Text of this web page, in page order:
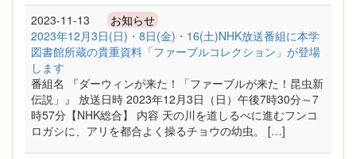
2023-11-13 お知らせ
2023年12月3日(日)・8日(金)・16(土)NHK放送番組に本学
図書館所蔵の貴重資料「ファーブルコレクション」が登場
します
番組名 『ダーウィンが来た！「ファーブルが来た！昆虫新
伝説」』 放送日時 2023年12月3日（日）午後7時30分～7
時57分【NHK総合】 内容 天の川を道しるべに進むフンコ
ロガシに、アリを都合よく操るチョウの幼虫。 […]